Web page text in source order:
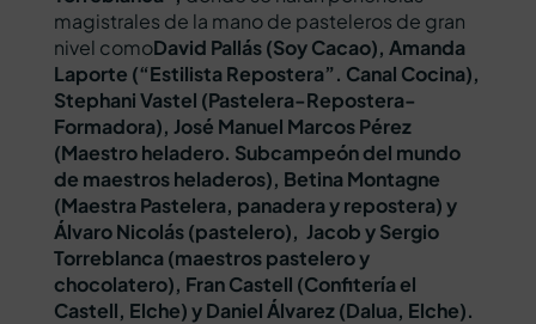
magistrales de la mano de pasteleros de gran
nivel comoDavid Pallás (Soy Cacao), Amanda
Laporte (“Estilista Repostera”. Canal Cocina),
Stephani Vastel (Pastelera-Repostera-
Formadora), José Manuel Marcos Pérez
(Maestro heladero. Subcampeón del mundo
de maestros heladeros), Betina Montagne
(Maestra Pastelera, panadera y repostera) y
Álvaro Nicolás (pastelero), Jacob y Sergio
Torreblanca (maestros pastelero y
chocolatero), Fran Castell (Confitería el
Castell, Elche) y Daniel Álvarez (Dalua, Elche).